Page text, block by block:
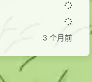
3 个月前